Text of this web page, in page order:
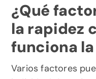
¿Qué
la rapidez
funciona
Varios factores